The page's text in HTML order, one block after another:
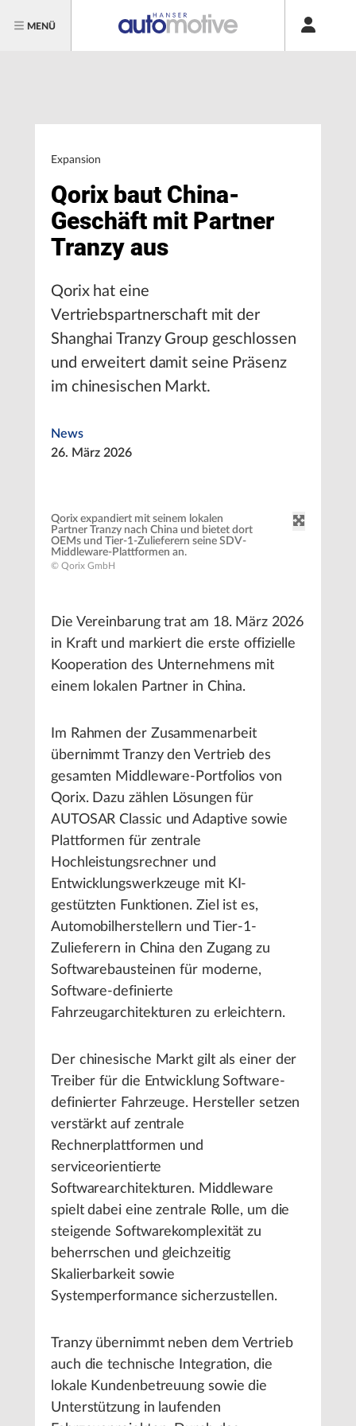
MENÜ
Expansion
Qorix baut China-
Geschäft mit Partner
Tranzy aus
Qorix hat eine
Vertriebspartnerschaft mit der
Shanghai Tranzy Group geschlossen
und erweitert damit seine Präsenz
im chinesischen Markt.
News
26. März 2026
Qorix expandiert mit seinem lokalen
Partner Tranzy nach China und bietet dort
OEMs und Tier-1-Zulieferern seine SDV-
Middleware-Plattformen an.
© Qorix GmbH
Die Vereinbarung trat am 18. März 2026
in Kraft und markiert die erste offizielle
Kooperation des Unternehmens mit
einem lokalen Partner in China.
Im Rahmen der Zusammenarbeit
übernimmt Tranzy den Vertrieb des
gesamten Middleware-Portfolios von
Qorix. Dazu zählen Lösungen für
AUTOSAR Classic und Adaptive sowie
Plattformen für zentrale
Hochleistungsrechner und
Entwicklungswerkzeuge mit KI-
gestützten Funktionen. Ziel ist es,
Automobilherstellern und Tier-1-
Zulieferern in China den Zugang zu
Softwarebausteinen für moderne,
Software-definierte
Fahrzeugarchitekturen zu erleichtern.
Der chinesische Markt gilt als einer der
Treiber für die Entwicklung Software-
definierter Fahrzeuge. Hersteller setzen
verstärkt auf zentrale
Rechnerplattformen und
serviceorientierte
Softwarearchitekturen. Middleware
spielt dabei eine zentrale Rolle, um die
steigende Softwarekomplexität zu
beherrschen und gleichzeitig
Skalierbarkeit sowie
Systemperformance sicherzustellen.
Tranzy übernimmt neben dem Vertrieb
auch die technische Integration, die
lokale Kundenbetreuung sowie die
Unterstützung in laufenden